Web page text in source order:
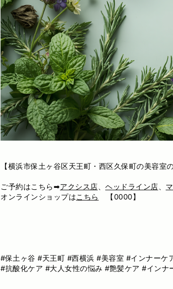
【横浜市保土ヶ谷区天王町・西区久保町の美容室
ご予約はこちら➡アクシス店、 ヘッドライン店、
オンラインショップはこちら 【0000】
#保土ヶ谷 #天王町 #西横浜 #美容室 #インナー
#抗酸化ケア #大人女性の悩み #艶髪ケア #イン